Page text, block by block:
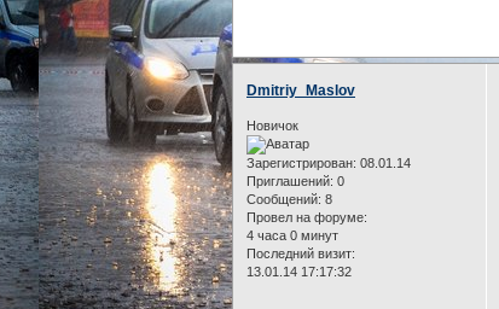
Dmitriy_Maslov
Новичок
Зарегистрирован: 08.01.14
Приглашений: 0
Сообщений: 8
Провел на форуме:
4 часа 0 минут
Последний визит:
13.01.14 17:17:32